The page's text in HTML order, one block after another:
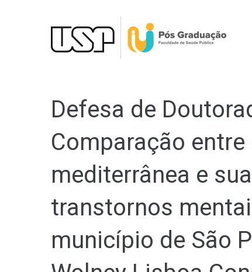
Defesa de
Comparação
mediterrânea e
transtornos
município de São